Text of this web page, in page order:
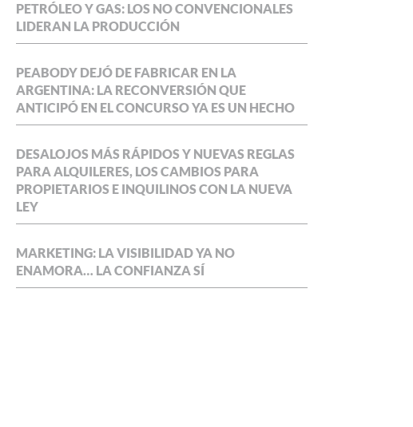
PETRÓLEO Y GAS: LOS NO CONVENCIONALES
LIDERAN LA PRODUCCIÓN
PEABODY DEJÓ DE FABRICAR EN LA
ARGENTINA: LA RECONVERSIÓN QUE
ANTICIPÓ EN EL CONCURSO YA ES UN HECHO
DESALOJOS MÁS RÁPIDOS Y NUEVAS REGLAS
PARA ALQUILERES, LOS CAMBIOS PARA
PROPIETARIOS E INQUILINOS CON LA NUEVA
LEY
MARKETING: LA VISIBILIDAD YA NO
ENAMORA… LA CONFIANZA SÍ